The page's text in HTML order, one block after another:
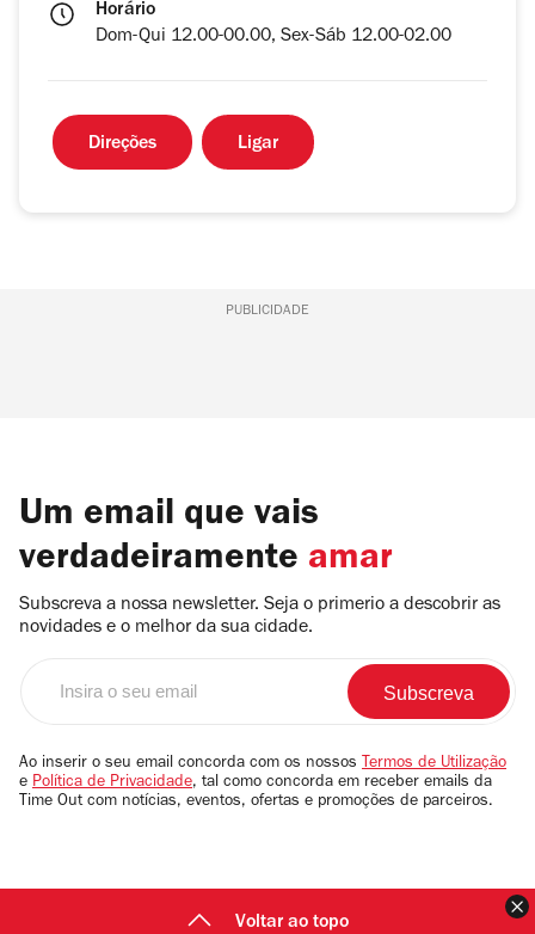
Horário
Dom-Qui 12.00-00.00, Sex-Sáb 12.00-02.00
Direções Ligar
PUBLICIDADE
Um email que vais
verdadeiramente amar
Subscreva a nossa newsletter. Seja o primerio a descobrir as
novidades e o melhor da sua cidade.
Insira
email
Ao inserir o seu email concorda com os nossos Termos de Utilização
e Política de Privacidade, tal como concorda em receber emails da
Time Out com notícias, eventos, ofertas e promoções de parceiros.
Voltar ao topo